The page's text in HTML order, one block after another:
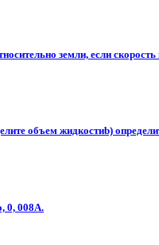
земли, если
объем жидкостиb)
0, 008А.